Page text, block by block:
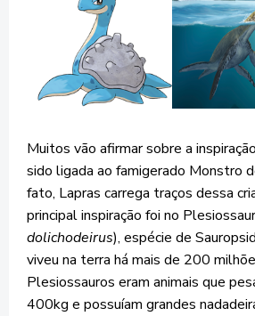
Muitos vão afirmar sobre a
sido ligada ao famigerado Monstro
fato, Lapras carrega traços dessa
principal inspiração foi no
dolichodeirus), espécie de
viveu na terra há mais de 200
Plesiossauros eram animais que
400kg e possuíam grandes